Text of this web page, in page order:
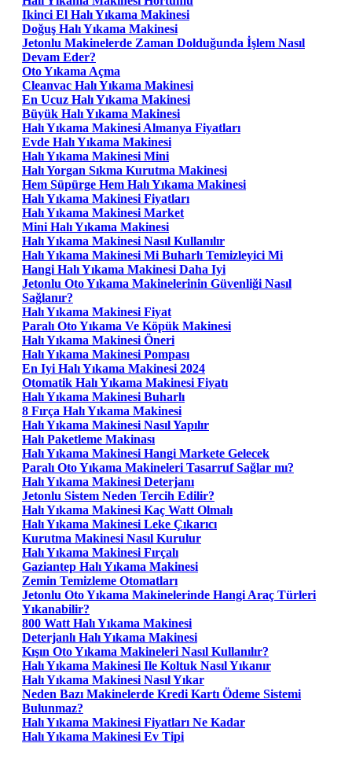
Ikinci El Halı Yıkama Makinesi
Doğuş Halı Yıkama Makinesi
Jetonlu Makinelerde Zaman Dolduğunda İşlem Nasıl
Devam Eder?
Oto Yıkama Açma
Cleanvac Halı Yıkama Makinesi
En Ucuz Halı Yıkama Makinesi
Büyük Halı Yıkama Makinesi
Halı Yıkama Makinesi Almanya Fiyatları
Evde Halı Yıkama Makinesi
Halı Yıkama Makinesi Mini
Halı Yorgan Sıkma Kurutma Makinesi
Hem Süpürge Hem Halı Yıkama Makinesi
Halı Yıkama Makinesi Fiyatları
Halı Yıkama Makinesi Market
Mini Halı Yıkama Makinesi
Halı Yıkama Makinesi Nasıl Kullanılır
Halı Yıkama Makinesi Mi Buharlı Temizleyici Mi
Hangi Halı Yıkama Makinesi Daha Iyi
Jetonlu Oto Yıkama Makinelerinin Güvenliği Nasıl
Sağlanır?
Halı Yıkama Makinesi Fiyat
Paralı Oto Yıkama Ve Köpük Makinesi
Halı Yıkama Makinesi Öneri
Halı Yıkama Makinesi Pompası
En Iyi Halı Yıkama Makinesi 2024
Otomatik Halı Yıkama Makinesi Fiyatı
Halı Yıkama Makinesi Buharlı
8 Fırça Halı Yıkama Makinesi
Halı Yıkama Makinesi Nasıl Yapılır
Halı Paketleme Makinası
Halı Yıkama Makinesi Hangi Markete Gelecek
Paralı Oto Yıkama Makineleri Tasarruf Sağlar mı?
Halı Yıkama Makinesi Deterjanı
Jetonlu Sistem Neden Tercih Edilir?
Halı Yıkama Makinesi Kaç Watt Olmalı
Halı Yıkama Makinesi Leke Çıkarıcı
Kurutma Makinesi Nasıl Kurulur
Halı Yıkama Makinesi Fırçalı
Gaziantep Halı Yıkama Makinesi
Zemin Temizleme Otomatları
Jetonlu Oto Yıkama Makinelerinde Hangi Araç Türleri
Yıkanabilir?
800 Watt Halı Yıkama Makinesi
Deterjanlı Halı Yıkama Makinesi
Kışın Oto Yıkama Makineleri Nasıl Kullanılır?
Halı Yıkama Makinesi Ile Koltuk Nasıl Yıkanır
Halı Yıkama Makinesi Nasıl Yıkar
Neden Bazı Makinelerde Kredi Kartı Ödeme Sistemi
Bulunmaz?
Halı Yıkama Makinesi Fiyatları Ne Kadar
Halı Yıkama Makinesi Ev Tipi